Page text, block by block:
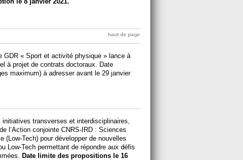
haut de page
GDR « Sport et activité physique » lance à
à projet de contrats doctoraux. Date
maximum) à adresser avant le 29 janvier
transverses et interdisciplinaires,
l’Action conjointe CNRS-IRD : Sciences
(Low-Tech) pour développer de nouvelles
Low-Tech permettant de répondre aux défis
Date limite des propositions le 16